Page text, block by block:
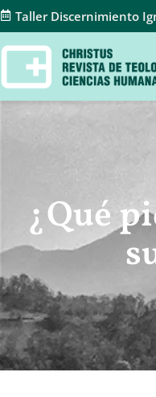
Taller Discernimiento
¿Qué